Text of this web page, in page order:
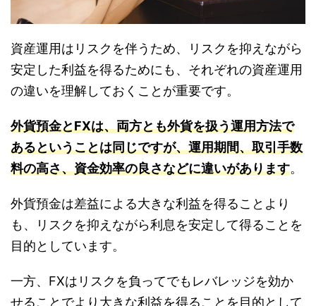
資産運用はリスクを伴うため、リスクを抑えながら
安定した利益を得るためにも、それぞれの資産運用
の違いを理解しておくことが重要です。
外貨預金とFXは、両方とも外貨を扱う運用方法で
あるということは同じですが、運用期間、取引手数
料の高さ、資金効率の良さなどに違いがあります。
外貨預金は差益による大きな利益を得ることより
も、リスクを抑えながら利息を安定して得ることを
目的としています。
一方、FXはリスクを負ってでもレバレッジを効か
せることでより大きな利益を得ることを目的として